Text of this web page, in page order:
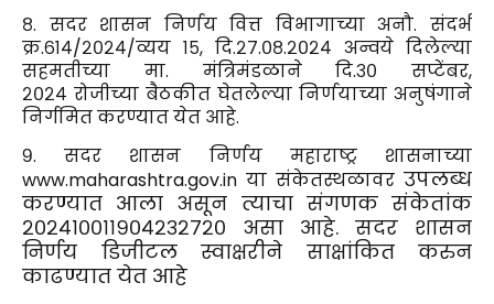
८. सदर शासन निर्णय वित्त विभागाच्या अनौ. संदर्भ
क्र.६१४/२०२४/व्यय १५, दि.२७.०८.२०२४ अन्वये दिलेल्या
सहमतीच्या मा. मंत्रिमंडळाने दि.३० सप्टेंबर,
२०२४ रोजीच्या बैठकीत घेतलेल्या निर्णयाच्या अनुषंगाने
निर्गमित करण्यात येत आहे.
९. सदर शासन निर्णय महाराष्ट्र शासनाच्या
www.maharashtra.gov.in या संकेतस्थळावर उपलब्ध
करण्यात आला असून त्याचा संगणक संकेतांक
२०२४१००११९०४२३२७२० असा आहे. सदर शासन
निर्णय डिजीटल स्वाक्षरीने साक्षांकित करुन
काढण्यात येत आहे